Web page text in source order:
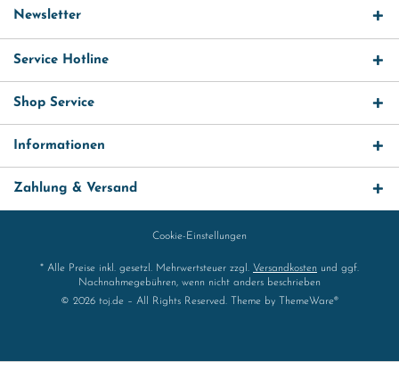
Newsletter
Service Hotline
Shop Service
Informationen
Zahlung & Versand
Cookie-Einstellungen
* Alle Preise inkl. gesetzl. Mehrwertsteuer zzgl. Versandkosten und ggf.
Nachnahmegebühren, wenn nicht anders beschrieben
© 2026 toj.de – All Rights Reserved. Theme by
ThemeWare®